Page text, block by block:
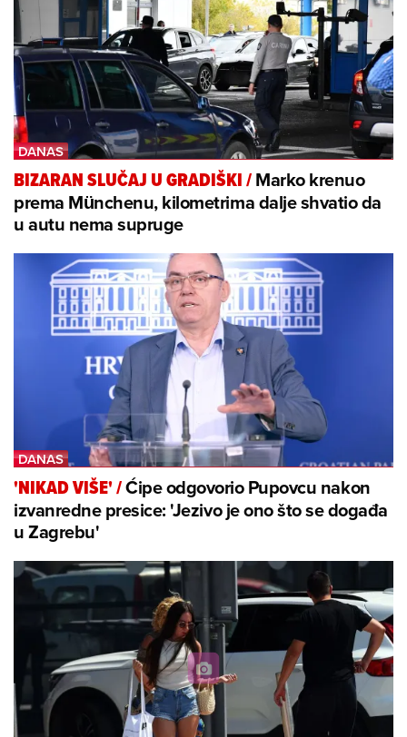
BIZARAN SLUČAJ U GRADIŠKI/Marko krenuo
prema Münchenu, kilometrima dalje shvatio da
u autu nema supruge
'NIKAD VIŠE'/Ćipe odgovorio Pupovcu nakon
izvanredne presice: 'Jezivo je ono što se događa
u Zagrebu'